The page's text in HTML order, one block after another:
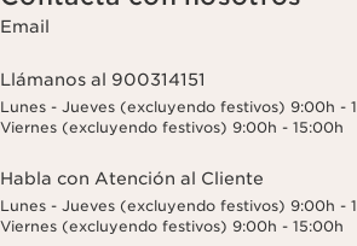
Email
Llámanos al 900314151
Lunes - Jueves (excluyendo festivos) 9:00h -
Viernes (excluyendo festivos) 9:00h - 15:00h
Habla con Atención al Cliente
Lunes - Jueves (excluyendo festivos) 9:00h -
Viernes (excluyendo festivos) 9:00h - 15:00h